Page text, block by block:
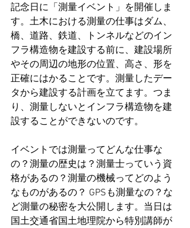
記念日に「測量イベント」を開催しま
す。土木における測量の仕事はダム、
橋、道路、鉄道、トンネルなどのイン
フラ構造物を建設する前に、建設場所
やその周辺の地形の位置、高さ、形を
正確にはかることです。測量したデー
タから建設する計画を立てます。つま
り、測量しないとインフラ構造物を建
設することができないのです。
イベントでは測量ってどんな仕事な
の？測量の歴史は？測量士っていう資
格があるの？測量の機械ってどのよう
なものがあるの？ GPSも測量なの？な
ど測量の秘密を大公開します。当日は
国土交通省国土地理院から特別講師が